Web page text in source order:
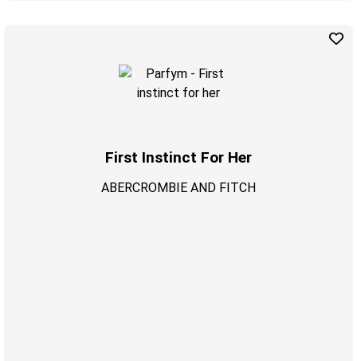
First Instinct For Her
ABERCROMBIE AND FITCH